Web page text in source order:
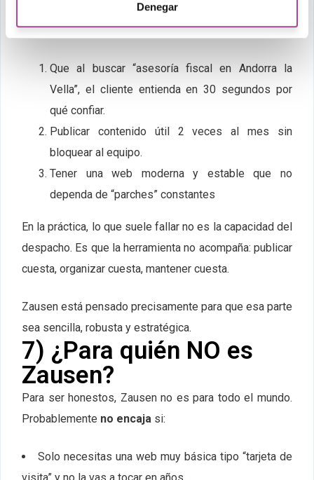
Denegar
despachos
Imagina un despacho con 3 objetivos típicos:
Que al buscar “asesoría fiscal en Andorra la
Vella”, el cliente entienda en 30 segundos por
qué confiar.
Publicar contenido útil 2 veces al mes sin
bloquear al equipo.
Tener una web moderna y estable que no
dependa de “parches” constantes
En la práctica, lo que suele fallar no es la capacidad del
despacho. Es que la herramienta no acompaña: publicar
cuesta, organizar cuesta, mantener cuesta.
Zausen está pensado precisamente para que esa parte
sea sencilla, robusta y estratégica.
7) ¿Para quién NO es
Zausen?
Para ser honestos, Zausen no es para todo el mundo.
Probablemente no encaja si:
Solo necesitas una web muy básica tipo “tarjeta de